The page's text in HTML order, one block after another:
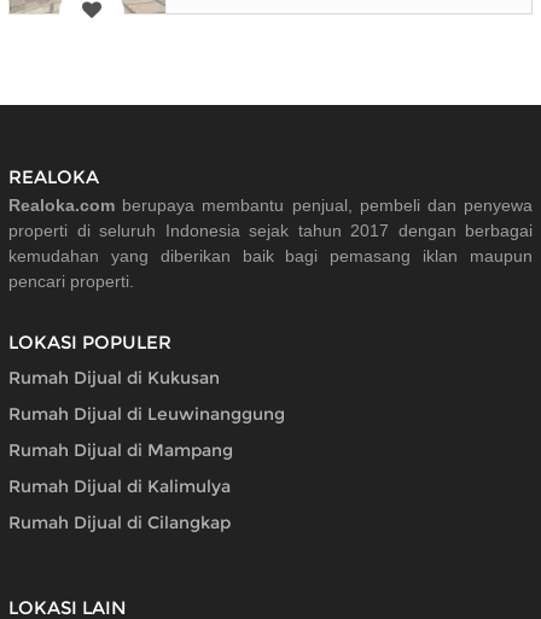
REALOKA
Realoka.com berupaya membantu penjual, pembeli dan penyewa
properti di seluruh Indonesia sejak tahun 2017 dengan berbagai
kemudahan yang diberikan baik bagi pemasang iklan maupun
pencari properti.
LOKASI POPULER
Rumah Dijual di Kukusan
Rumah Dijual di Leuwinanggung
Rumah Dijual di Mampang
Rumah Dijual di Kalimulya
Rumah Dijual di Cilangkap
LOKASI LAIN